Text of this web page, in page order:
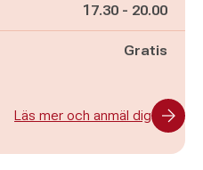
Pågår mellan
17.30 - och
20.00
Gratis
Läs mer och anmäl dig